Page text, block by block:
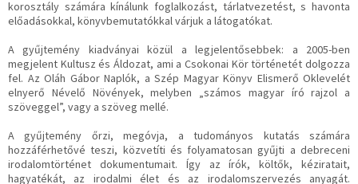
korosztály számára kínálunk foglalkozást, tárlatvezetést, s havonta
előadásokkal, könyvbemutatókkal várjuk a látogatókat.
A gyűjtemény kiadványai közül a legjelentősebbek: a 2005-ben
megjelent Kultusz és Áldozat, ami a Csokonai Kör történetét dolgozza
fel. Az Oláh Gábor Naplók, a Szép Magyar Könyv Elismerő Oklevelét
elnyerő Névelő Növények, melyben „számos magyar író rajzol a
szöveggel”, vagy a szöveg mellé.
A gyűjtemény őrzi, megóvja, a tudományos kutatás számára
hozzáférhetővé teszi, közvetíti és folyamatosan gyűjti a debreceni
irodalomtörténet dokumentumait. Így az írók, költők, kéziratait,
hagyatékát, az irodalmi élet és az irodalomszervezés anyagát.